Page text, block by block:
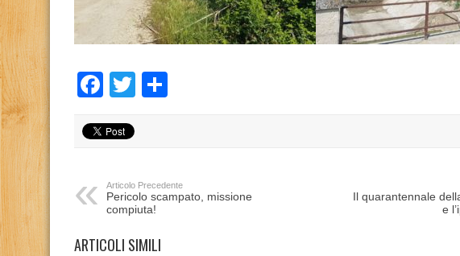
Facebook
Twitter
Articolo Precedente
Pericolo scampato, missione
compiuta!
Il quarantennale
e
ARTICOLI SIMILI